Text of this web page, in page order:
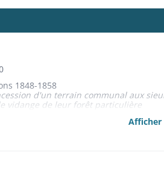
1848-1858
d'un terrain communal aux
vidange de leur forêt particulière
de la maison des pâtres et desAfficher